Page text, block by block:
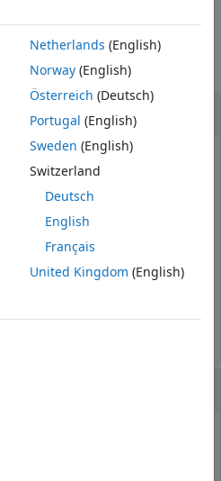
有非零长度
作为输入，调用
mustBeNonzeroLengthText
长度为零的文本。
参量的函数添加参量代码块来实现
Netherlands (English)
Norway(English)
Österreich (Deutsch)
Portugal (English)
Sweden (English)
Switzerland
Deutsch
English
Français
United Kingdom (English)